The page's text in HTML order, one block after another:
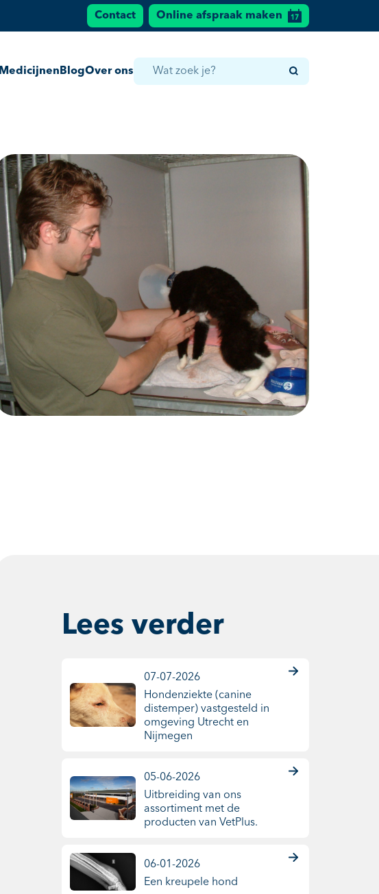
Contact Online afspraak maken
Medicijnen BlogOver ons
Lees verder
07-07-2026
Hondenziekte (canine
distemper) vastgesteld in
omgeving Utrecht en
Nijmegen
05-06-2026
Uitbreiding van ons
assortiment met de
producten van VetPlus.
06-01-2026
Een kreupele hond